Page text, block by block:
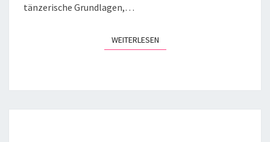
tänzerische Grundlagen,…
WEITERLESENWEITERLESEN